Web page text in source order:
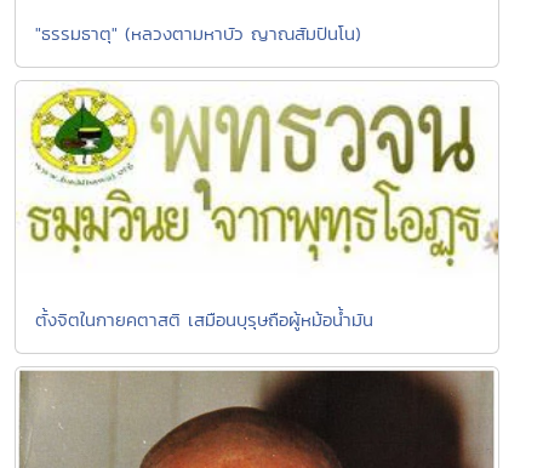
"ธรรมธาตุ" (หลวงตามหาบัว ญาณสัมปันโน)
ตั้งจิตในกายคตาสติ เสมือนบุรุษถือผู้หม้อน้ำมัน